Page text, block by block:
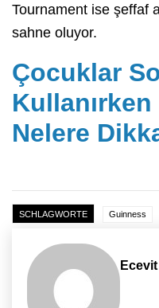
Tournament ise şeffaf
sahne oluyor.
Çocuklar
Nelere
SCHLAGWORTE Guinness